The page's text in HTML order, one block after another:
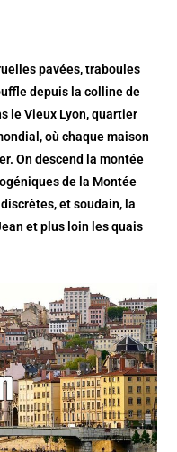
pavées, traboules
depuis la colline de
le Vieux Lyon, quartier
où chaque maison
On descend la montée
de la Montée
et soudain, la
et plus loin les quais